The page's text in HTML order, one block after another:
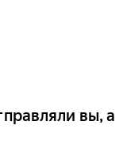
вы, а